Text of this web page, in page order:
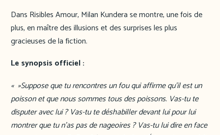
Dans Risibles Amour, Milan Kundera se montre, une fois de
plus, en maître des illusions et des surprises les plus
gracieuses de la fiction.
Le synopsis officiel :
« »Suppose que tu rencontres un fou qui affirme qu’il est un
poisson et que nous sommes tous des poissons. Vas-tu te
disputer avec lui ? Vas-tu te déshabiller devant lui pour lui
montrer que tu n’as pas de nageoires ? Vas-tu lui dire en face